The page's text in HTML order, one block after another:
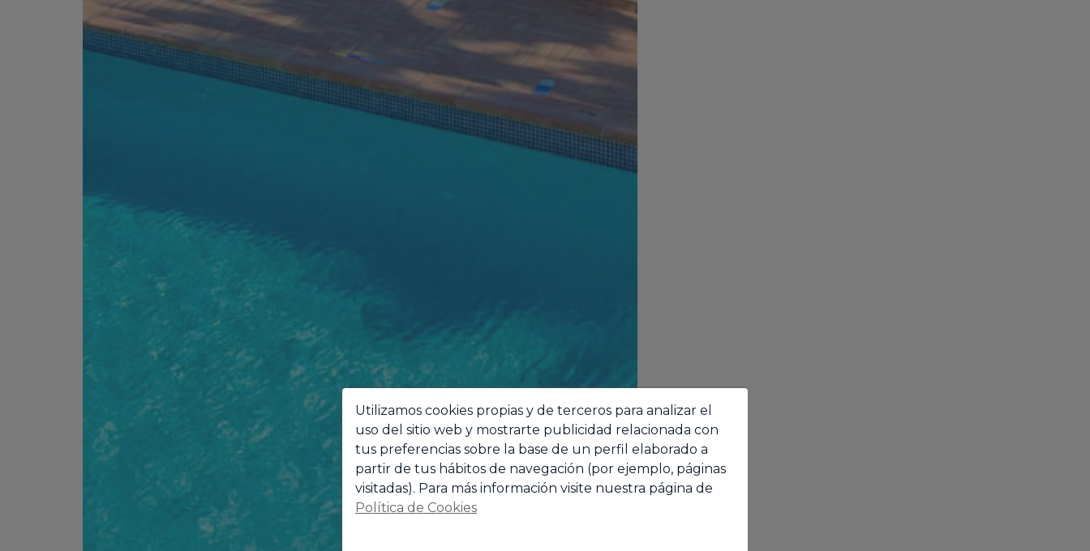
Utilizamos cookies propias y de terceros para analizar el
uso del sitio web y mostrarte publicidad relacionada con
tus preferencias sobre la base de un perfil elaborado a
partir de tus hábitos de navegación (por ejemplo, páginas
visitadas). Para más información visite nuestra página de
Política de Cookies